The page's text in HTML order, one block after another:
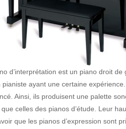
d’interprétation est un piano droit
ayant une certaine
Ainsi, ils produisent une palette
celles des pianos d’étude. Leur
que les pianos d’expression sont